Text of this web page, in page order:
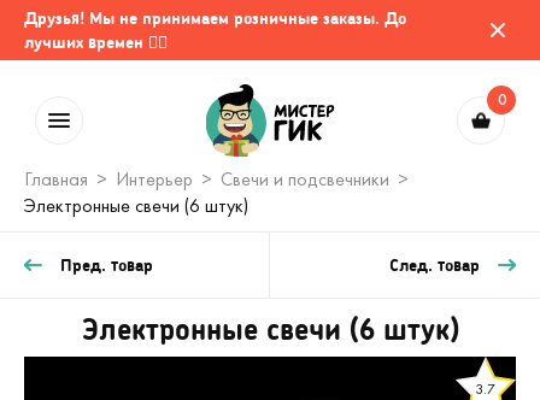
Друзья! Мы не принимаем розничные заказы. До
лучших времен 🤷‍♂️
0
Главная Интерьер
Свечи и подсвечники
Электронные свечи (6 штук)
Пред. товар След. товар
Электронные свечи (6 штук)
3.7